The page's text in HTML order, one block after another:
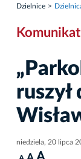
Dzielnice
ruszył
niedziela, 20 lipca